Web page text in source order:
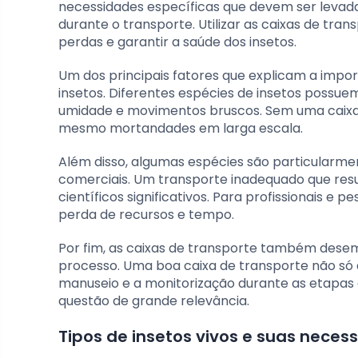
necessidades específicas que devem ser
durante o transporte. Utilizar as caixas de
perdas e garantir a saúde dos insetos.
Um dos principais fatores que explicam a
insetos. Diferentes espécies de insetos
umidade e movimentos bruscos. Sem uma
mesmo mortandades em larga escala.
Além disso, algumas espécies são
comerciais. Um transporte inadequado que
científicos significativos. Para profissionais e
perda de recursos e tempo.
Por fim, as caixas de transporte também
processo. Uma boa caixa de transporte não
manuseio e a monitorização durante as
questão de grande relevância.
Tipos de insetos vivos e suas